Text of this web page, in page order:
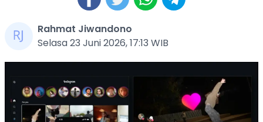
Rahmat Jiwandono
Selasa 23 Juni 2026, 17:13 WIB